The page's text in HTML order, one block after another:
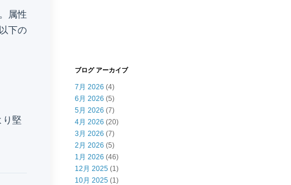
属性
下の
り堅
ブログ アーカイブ
7月 2026 (4)
6月 2026 (5)
5月 2026 (7)
4月 2026 (20)
3月 2026 (7)
2月 2026 (5)
1月 2026 (46)
12月 2025 (1)
10月 2025 (1)